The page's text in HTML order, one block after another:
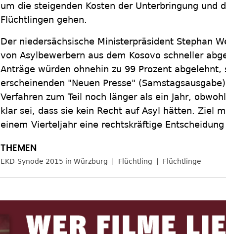
um die steigenden Kosten der Unterbringung und
Flüchtlingen gehen.
Der niedersächsische Ministerpräsident Stephan
von Asylbewerbern aus dem Kosovo schneller
Anträge würden ohnehin zu 99 Prozent
erscheinenden "Neuen Presse"
Verfahren zum Teil noch länger als ein Jahr,
klar sei, dass sie kein Recht auf Asyl hätten. Ziel
einem Vierteljahr eine rechtskräftige Entscheidung
EKD-Synode 2015 in Würzburg Flüchtling Flüchtlinge